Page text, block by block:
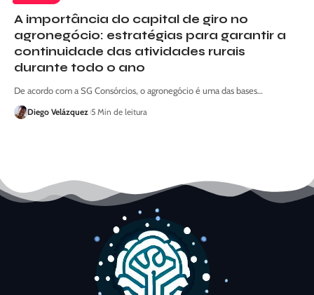
A importância do capital de giro no
agronegócio: estratégias para garantir a
continuidade das atividades rurais
durante todo o ano
De acordo com a SG Consórcios, o agronegócio é uma das bases…
Diego Velázquez 5 Min de leitura